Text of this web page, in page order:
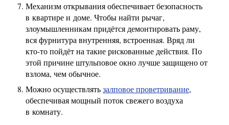
Механизм открывания обеспечивает безопасность
в квартире и доме. Чтобы найти рычаг,
злоумышленникам придётся демонтировать раму,
вся фурнитура внутренняя, встроенная. Вряд ли
кто-то пойдёт на такие рискованные действия. По
этой причине штульповое окно лучше защищено от
взлома, чем обычное.
Можно осуществлятьзалповое проветривание,
обеспечивая мощный поток свежего воздуха
в комнату.